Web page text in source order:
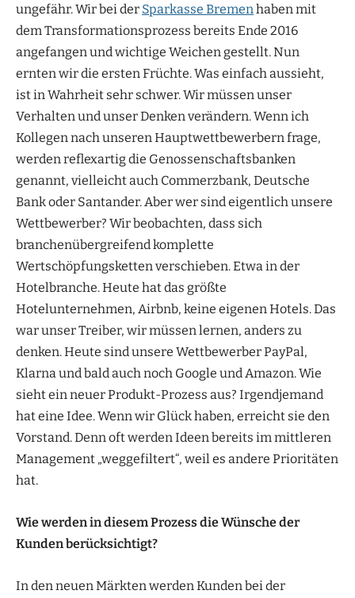
ungefähr. Wir bei der Sparkasse Bremen haben mit
dem Transformationsprozess bereits Ende 2016
angefangen und wichtige Weichen gestellt. Nun
ernten wir die ersten Früchte. Was einfach aussieht,
ist in Wahrheit sehr schwer. Wir müssen unser
Verhalten und unser Denken verändern. Wenn ich
Kollegen nach unseren Hauptwettbewerbern frage,
werden reflexartig die Genossenschaftsbanken
genannt, vielleicht auch Commerzbank, Deutsche
Bank oder Santander. Aber wer sind eigentlich unsere
Wettbewerber? Wir beobachten, dass sich
branchenübergreifend komplette
Wertschöpfungsketten verschieben. Etwa in der
Hotelbranche. Heute hat das größte
Hotelunternehmen, Airbnb, keine eigenen Hotels. Das
war unser Treiber, wir müssen lernen, anders zu
denken. Heute sind unsere Wettbewerber PayPal,
Klarna und bald auch noch Google und Amazon. Wie
sieht ein neuer Produkt-Prozess aus? Irgendjemand
hat eine Idee. Wenn wir Glück haben, erreicht sie den
Vorstand. Denn oft werden Ideen bereits im mittleren
Management „weggefiltert“, weil es andere Prioritäten
hat.
Wie werden in diesem Prozess die Wünsche der
Kunden berücksichtigt?
In den neuen Märkten werden Kunden bei der